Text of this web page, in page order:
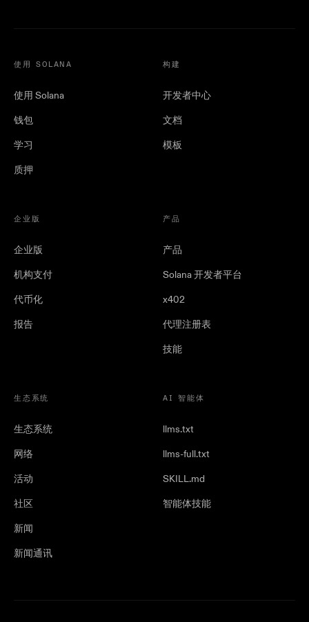
使用 SOLANA
使用 Solana
钱包
学习
质押
构建
开发者中心
文档
模板
企业版
企业版
机构支付
代币化
报告
产品
产品
Solana 开发者平台
x402
代理注册表
技能
生态系统
生态系统
网络
活动
社区
新闻
新闻通讯
AI 智能体
llms.txt
llms-full.txt
SKILL.md
智能体技能